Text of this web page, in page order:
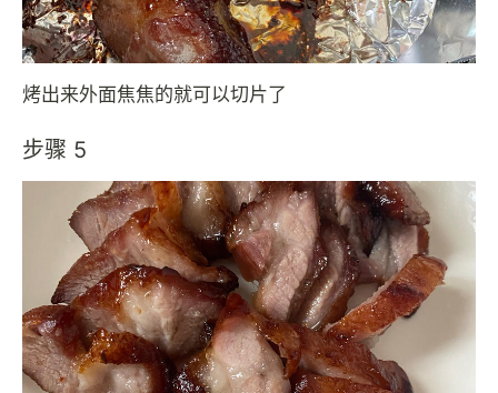
烤出来外面焦焦的就可以切片了
步骤 5